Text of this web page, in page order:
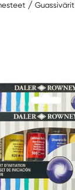
Guassivärit